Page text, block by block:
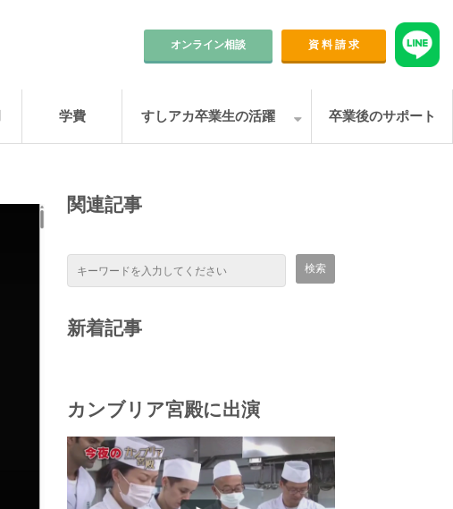
オンライン相談 資 料 請 求
学費 すしアカ卒業生の活躍 卒業後のサポート
関連記事
新着記事
カンブリア宮殿に出演